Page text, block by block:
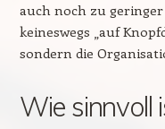
auch noch zu geringer
keineswegs „auf
sondern die
Wie sinnvoll